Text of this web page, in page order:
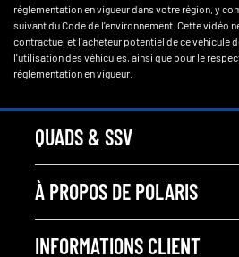
réglementation en vigueur dans votre région, y
suivant du Code de l'environnement. Cette vidéo
contractuel et l'acheteur potentiel de ce véhicule
l'utilisation des véhicules, ainsi que pour le
réglementation en vigueur.
QUADS & SSV
À PROPOS DE POLARIS
INFORMATIONS CLIENT